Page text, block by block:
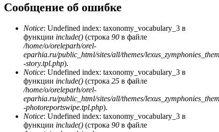
Сообщение об ошибке
Notice: Undefined index: taxonomy_vocabulary_3 в
функции include() (строка 90 в файле
/home/o/oreleparh/orel-
eparhia.ru/public_html/sites/all/themes/
-story.tpl.php).
Notice: Undefined index: taxonomy_vocabulary_3 в
функции include() (строка 25 в файле
/home/o/oreleparh/orel-
eparhia.ru/public_html/sites/all/themes/
-photoreportswipe.tpl.php).
Notice: Undefined index: taxonomy_vocabulary_3 в
функции include() (строка 90 в файле